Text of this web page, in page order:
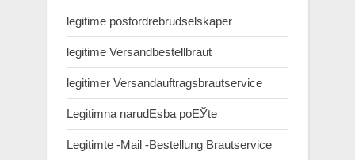
legitime postordrebrudselskaper
legitime Versandbestellbraut
legitimer Versandauftragsbrautservice
Legitimna narudЕѕba poЕЎte
Legitimte -Mail -Bestellung Brautservice